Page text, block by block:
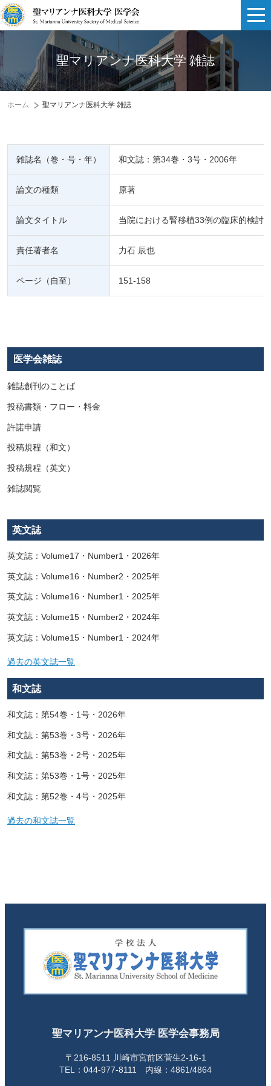
聖マリアンナ医科大学 雑誌
ホーム 聖マリアンナ医科大学 雑誌
雑誌名（巻・号・年） 和文誌：第34巻・3号・2006年
論文の種類 原著
論文タイトル 当院における腎移植33例の臨床的検討
責任著者名 力石 辰也
ページ（自至） 151-158
医学会雑誌
雑誌創刊のことば
投稿書類・フロー・料金
許諾申請
投稿規程（和文）
投稿規程（英文）
雑誌閲覧
英文誌
英文誌：Volume17・Number1・2026年
英文誌：Volume16・Number2・2025年
英文誌：Volume16・Number1・2025年
英文誌：Volume15・Number2・2024年
英文誌：Volume15・Number1・2024年
過去の英文誌一覧
和文誌
和文誌：第54巻・1号・2026年
和文誌：第53巻・3号・2026年
和文誌：第53巻・2号・2025年
和文誌：第53巻・1号・2025年
和文誌：第52巻・4号・2025年
過去の和文誌一覧
聖マリアンナ医科大学 医学会事務局
〒216-8511 川崎市宮前区菅生2-16-1
TEL：044-977-8111 内線：4861/4864